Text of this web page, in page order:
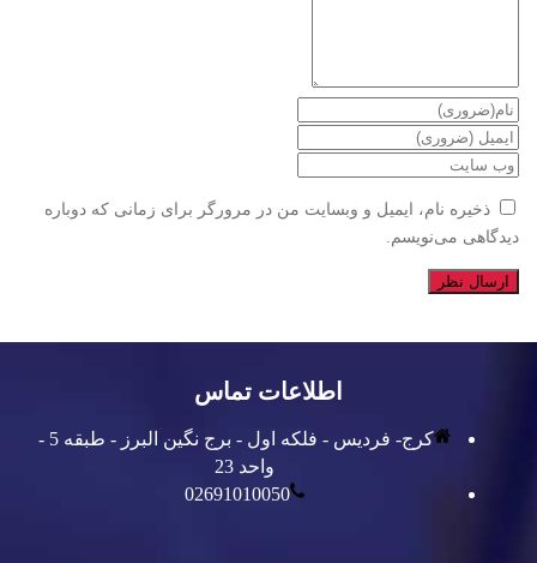
ذخیره نام، ایمیل و وبسایت من در مرورگر برای زمانی که دوباره
دیدگاهی می‌نویسم.
اطلاعات تماس
کرج- فردیس - فلکه اول - برج نگین البرز - طبقه 5 -
واحد 23
02691010050